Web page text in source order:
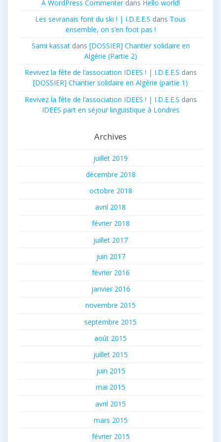
A WordPress Commenterdans Hello world!
Les sevranais font du ski ! | I.D.E.E.S dans Tous
ensemble, on s’en foot pas !
Sami kassatdans [DOSSIER] Chantier solidaire en
Algérie (Partie 2)
Revivez la fête de l’association IDEES ! | I.D.E.E.S dans
[DOSSIER] Chantier solidaire en Algérie (partie 1)
Revivez la fête de l’association IDEES ! | I.D.E.E.S dans
IDEES part en séjour linguistique à Londres
Archives
juillet 2019
décembre 2018
octobre 2018
avril 2018
février 2018
juillet 2017
juin 2017
février 2016
janvier 2016
novembre 2015
septembre 2015
août 2015
juillet 2015
juin 2015
mai 2015
avril 2015
mars 2015
février 2015